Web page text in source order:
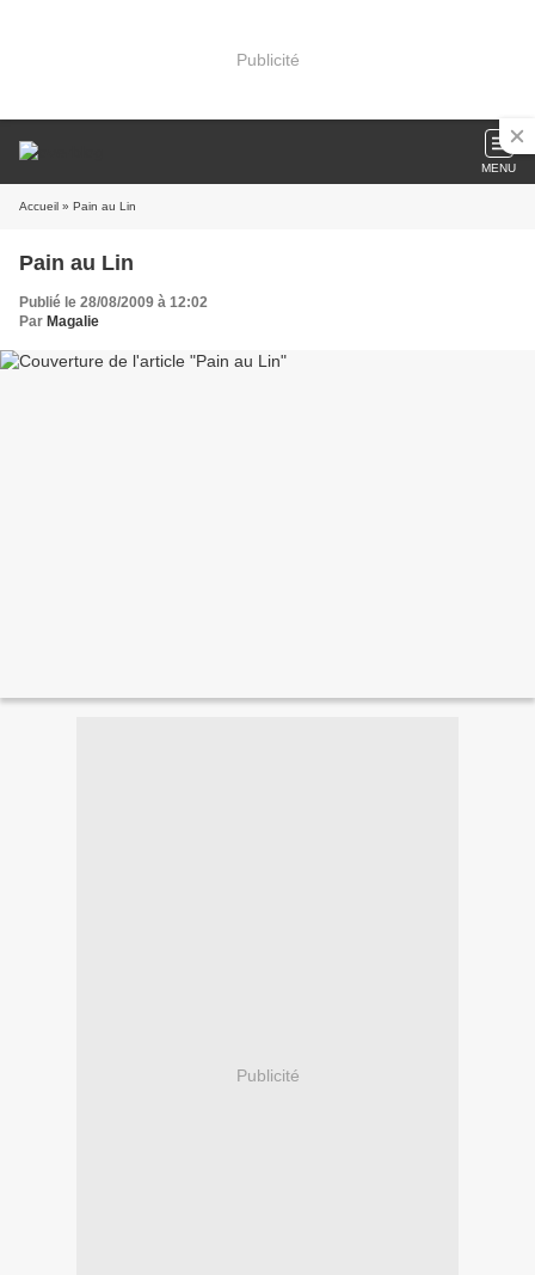
Publicité
MENU
Accueil » Pain au Lin
Pain au Lin
Publié le 28/08/2009 à 12:02
Par Magalie
Publicité